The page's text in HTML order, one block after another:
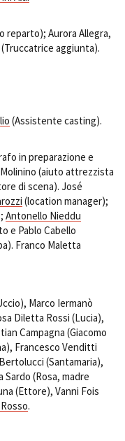
reparto); Aurora Allegra,
(Truccatrice aggiunta).
(Assistente casting).
in preparazione e
(aiuto attrezzista
di scena). José
(location manager);
Antonello Nieddu
e Pablo Cabello
Franco Maletta
Marco Iermanò
Diletta Rossi (Lucia),
Campagna (Giacomo
Francesco Venditti
(Santamaria),
(Rosa, madre
(Ettore), Vanni Fois
.